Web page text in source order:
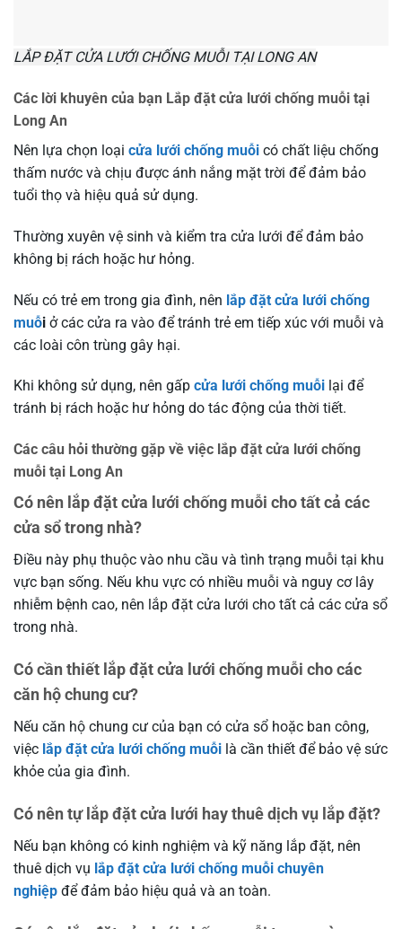
LẮP ĐẶT CỬA LƯỚI CHỐNG MUỖI TẠI LONG AN
Các lời khuyên của bạn Lắp đặt cửa lưới chống muỗi tại
Long An
Nên lựa chọn loại cửa lưới chống muỗi có chất liệu chống
thấm nước và chịu được ánh nắng mặt trời để đảm bảo
tuổi thọ và hiệu quả sử dụng.
Thường xuyên vệ sinh và kiểm tra cửa lưới để đảm bảo
không bị rách hoặc hư hỏng.
Nếu có trẻ em trong gia đình, nên lắp đặt cửa lưới chống
muỗi ở các cửa ra vào để tránh trẻ em tiếp xúc với muỗi và
các loài côn trùng gây hại.
Khi không sử dụng, nên gấp cửa lưới chống muỗi lại để
tránh bị rách hoặc hư hỏng do tác động của thời tiết.
Các câu hỏi thường gặp về việc lắp đặt cửa lưới chống
muỗi tại Long An
Có nên lắp đặt cửa lưới chống muỗi cho tất cả các
cửa sổ trong nhà?
Điều này phụ thuộc vào nhu cầu và tình trạng muỗi tại khu
vực bạn sống. Nếu khu vực có nhiều muỗi và nguy cơ lây
nhiễm bệnh cao, nên lắp đặt cửa lưới cho tất cả các cửa sổ
trong nhà.
Có cần thiết lắp đặt cửa lưới chống muỗi cho các
căn hộ chung cư?
Nếu căn hộ chung cư của bạn có cửa sổ hoặc ban công,
việc lắp đặt cửa lưới chống muỗi là cần thiết để bảo vệ sức
khỏe của gia đình.
Có nên tự lắp đặt cửa lưới hay thuê dịch vụ lắp đặt?
Nếu bạn không có kinh nghiệm và kỹ năng lắp đặt, nên
thuê dịch vụ lắp đặt cửa lưới chống muỗi chuyên
nghiệp để đảm bảo hiệu quả và an toàn.